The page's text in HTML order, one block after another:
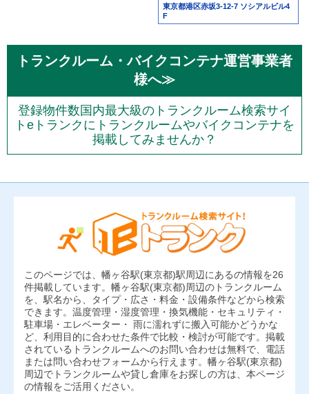
東京都港区赤坂3-12-7 ソシアルビル4
F
トランクルーム・バイクコンテナ運営事業者
様へ≫
登録物件数国内最大級のトランクルーム検索サイ
トeトランクにトランクルームやバイクコンテナを
掲載してみませんか？
このページでは、幡ヶ谷駅(東京都)駅周辺にあるの情報を26
件掲載しています。幡ヶ谷駅(東京都)周辺のトランクルーム
を、駅名から、タイプ・広さ・料金・設備条件などから検索
できます。温度管理・湿度管理・換気機能・セキュリティ・
駐車場・エレベーター・ 雨に濡れずに搬入可能かどうかな
ど、利用目的に合わせた条件で比較・検討が可能です。掲載
されているトランクルームへのお問い合わせは無料で、電話
または問い合わせフォームから行えます。幡ヶ谷駅(東京都)
周辺でトランクルームや貸し倉庫をお探しの方は、本ページ
の情報をご活用ください。